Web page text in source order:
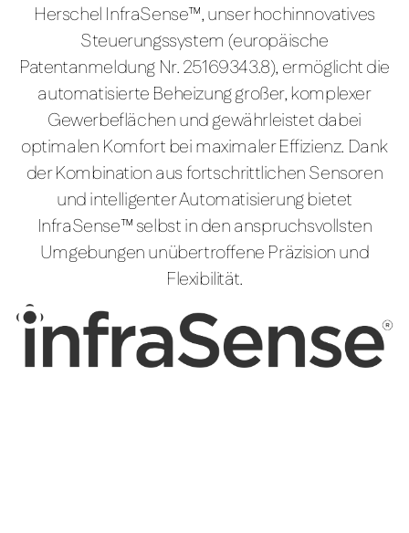
Herschel InfraSense™, unser hochinnovatives
Steuerungssystem (europäische
Patentanmeldung Nr. 25169343.8), ermöglicht die
automatisierte Beheizung großer, komplexer
Gewerbeflächen und gewährleistet dabei
optimalen Komfort bei maximaler Effizienz. Dank
der Kombination aus fortschrittlichen Sensoren
und intelligenter Automatisierung bietet
InfraSense™ selbst in den anspruchsvollsten
Umgebungen unübertroffene Präzision und
Flexibilität.